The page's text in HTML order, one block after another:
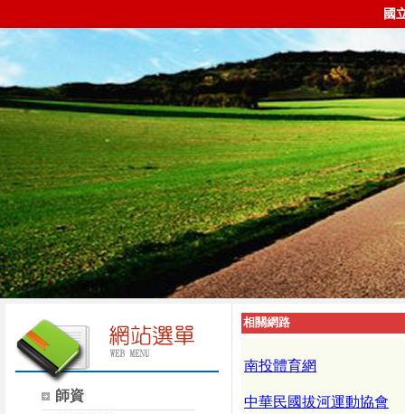
國
師資
相關網路
南投體育網
中華民國拔河運動協會